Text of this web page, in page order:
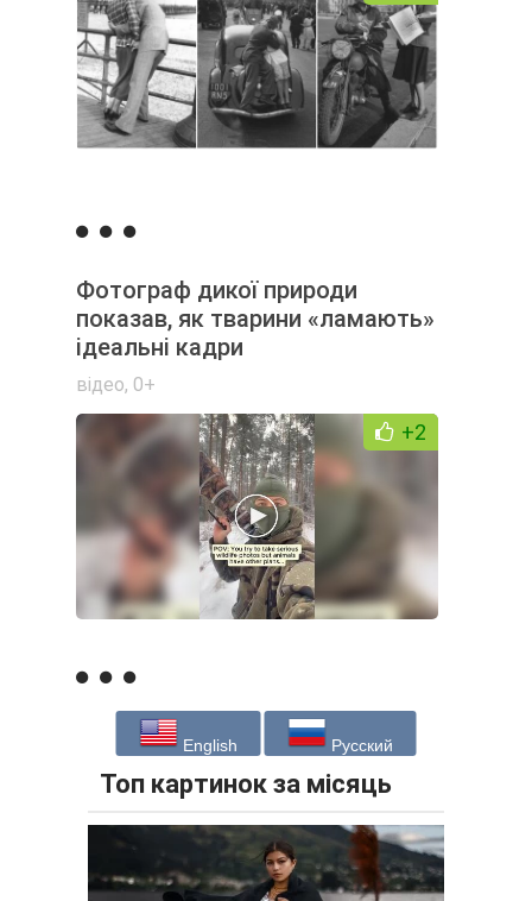
Фотограф дикої природи
показав, як тварини «ламають»
ідеальні кадри
відео, 0+
+2
English Русский
Топ картинок за місяць